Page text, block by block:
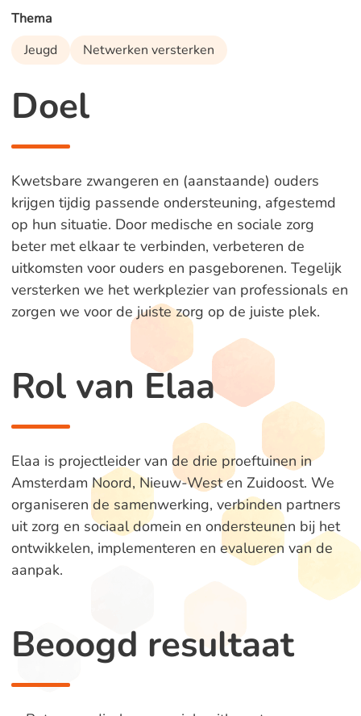
Doel
Kwetsbare zwangeren en (aanstaande) ouders
krijgen tijdig passende ondersteuning, afgestemd
op hun situatie. Door medische en sociale zorg
beter met elkaar te verbinden, verbeteren de
uitkomsten voor ouders en pasgeborenen. Tegelijk
versterken we het werkplezier van professionals en
zorgen we voor de juiste zorg op de juiste plek.
Rol van Elaa
Elaa is projectleider van de drie proeftuinen in
Amsterdam Noord, Nieuw-West en Zuidoost. We
organiseren de samenwerking, verbinden partners
uit zorg en sociaal domein en ondersteunen bij het
ontwikkelen, implementeren en evalueren van de
aanpak.
Beoogd resultaat
Thema
Jeugd
Netwerken versterken